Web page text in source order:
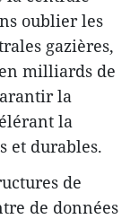
oublier les
gazières,
milliards de
la
la
et durables.
de
de données